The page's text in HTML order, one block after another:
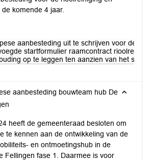
komende 4 jaar.
aanbesteding uit te schrijven voor de
startformulier raamcontract
op te leggen ten aanzien van het
aanbesteding bouwteam hub De
heeft de gemeenteraad besloten om
te kennen aan de ontwikkeling van de
en ontmoetingshub in de
Fellingen fase 1. Daarmee is voor